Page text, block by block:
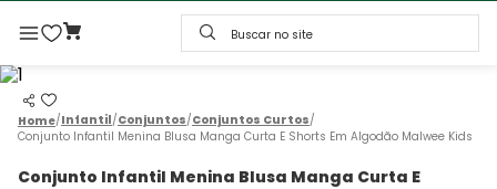
Buscar no site
Infantil Conjuntos Conjuntos Curtos
Conjunto Infantil Menina Blusa Manga Curta E Shorts Em Algodão Malwee Kids
Conjunto Infantil Menina Blusa Manga Curta E